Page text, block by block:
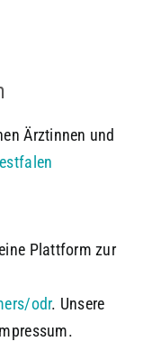
Ärztinnen und
Plattform zur
odr. Unsere